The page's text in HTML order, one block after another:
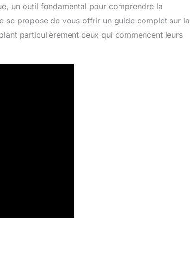
un outil fondamental pour comprendre la
se propose de vous offrir un guide complet sur la
particulièrement ceux qui commencent leurs